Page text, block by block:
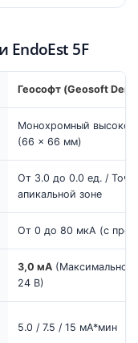
EndoEst 5F
Геософт (Geosoft
Монохромный
(66 × 66 мм)
От 3.0 до 0.0 ед. /
апикальной зоне
От 0 до 80 мкА (с
3,0 мА (Максимальное
24 В)
5.0 / 7.5 / 15 мА*мин